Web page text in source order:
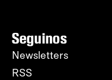
Seguinos
Newsletters
RSS